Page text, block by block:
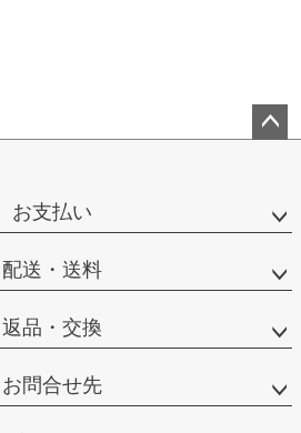
お支払い
配送・送料
返品・交換
お問合せ先